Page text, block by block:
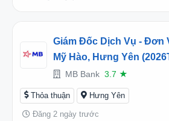
Giám Đốc Dịch Vụ - Đơn
Mỹ Hào, Hưng Yên
MB Bank 3.7 ★
Thỏa thuận Hưng Yên
Đăng 2 ngày trước